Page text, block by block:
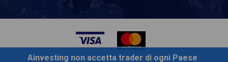
Ainvesting non accetta trader di ogni Paese